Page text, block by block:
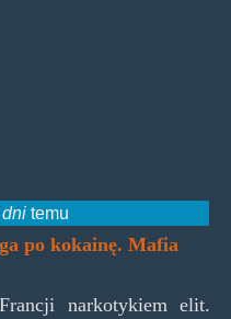
temu
po kokainę. Mafia
narkotykiem elit.